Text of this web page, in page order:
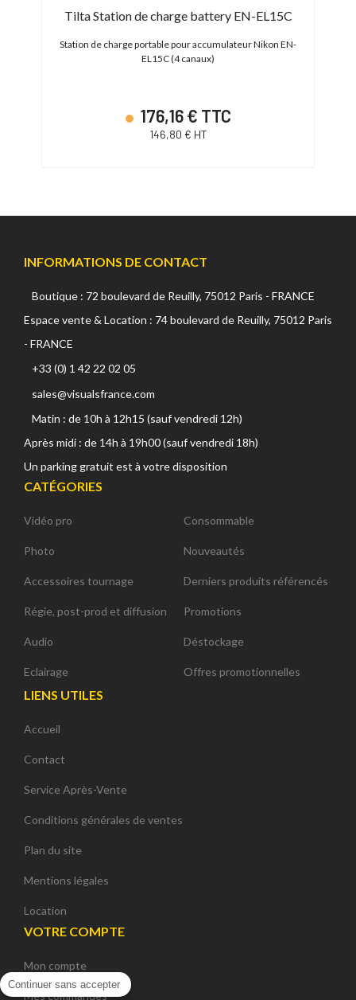
Tilta Station de charge battery EN-EL15C
Station de charge portable pour accumulateur Nikon EN-
EL15C (4 canaux)
176,16 € TTC
146,80 € HT
INFORMATIONS DE CONTACT
Boutique : 72 boulevard de Reuilly, 75012 Paris - FRANCE
Espace vente & Location : 74 boulevard de Reuilly, 75012 Paris
- FRANCE
+33 (0) 1 42 22 02 05
sales@visualsfrance.com
Matin : de 10h à 12h15 (sauf vendredi 12h)
Après midi : de 14h à 19h00 (sauf vendredi 18h)
Un parking gratuit est à votre disposition
CATÉGORIES
Vidéo pro
Photo
Accessoires tournage
Régie, post-prod et diffusion
Audio
Eclairage
Consommable
Nouveautés
Derniers produits référencés
Promotions
Déstockage
Offres promotionnelles
LIENS UTILES
Accueil
Contact
Service Après-Vente
Conditions générales de ventes
Plan du site
Mentions légales
Location
VOTRE COMPTE
Mon compte
Mes commandes
Continuer sans accepter